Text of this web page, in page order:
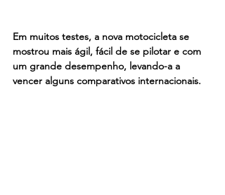
Em muitos testes, a nova motocicleta se
mostrou mais ágil, fácil de se pilotar e com
um grande desempenho, levando-a a
vencer alguns comparativos internacionais.